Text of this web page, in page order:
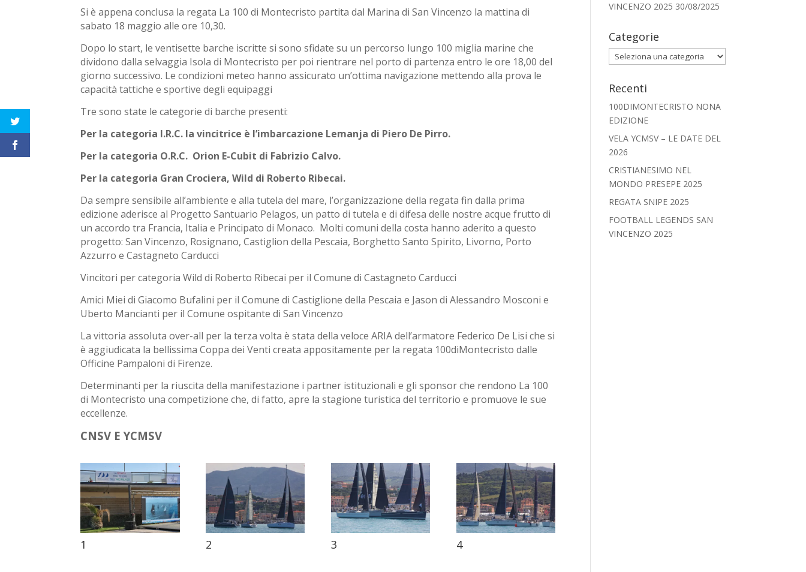
Si è appena conclusa la regata La 100 di Montecristo partita dal Marina di San Vincenzo la mattina di
sabato 18 maggio alle ore 10,30.
Dopo lo start, le ventisette barche iscritte si sono sfidate su un percorso lungo 100 miglia marine che
dividono dalla selvaggia Isola di Montecristo per poi rientrare nel porto di partenza entro le ore 18,00 del
giorno successivo. Le condizioni meteo hanno assicurato un’ottima navigazione mettendo alla prova le
capacità tattiche e sportive degli equipaggi
Tre sono state le categorie di barche presenti:
Per la categoria I.R.C. la vincitrice è l’imbarcazione Lemanja di Piero De Pirro.
Per la categoria O.R.C. Orion E-Cubit di Fabrizio Calvo.
Per la categoria Gran Crociera, Wild di Roberto Ribecai.
Da sempre sensibile all’ambiente e alla tutela del mare, l’organizzazione della regata fin dalla prima
edizione aderisce al Progetto Santuario Pelagos, un patto di tutela e di difesa delle nostre acque frutto di
un accordo tra Francia, Italia e Principato di Monaco. Molti comuni della costa hanno aderito a questo
progetto: San Vincenzo, Rosignano, Castiglion della Pescaia, Borghetto Santo Spirito, Livorno, Porto
Azzurro e Castagneto Carducci
Vincitori per categoria Wild di Roberto Ribecai per il Comune di Castagneto Carducci
Amici Miei di Giacomo Bufalini per il Comune di Castiglione della Pescaia e Jason di Alessandro Mosconi e
Uberto Mancianti per il Comune ospitante di San Vincenzo
La vittoria assoluta over-all per la terza volta è stata della veloce ARIA dell’armatore Federico De Lisi che si
è aggiudicata la bellissima Coppa dei Venti creata appositamente per la regata 100diMontecristo dalle
Officine Pampaloni di Firenze.
Determinanti per la riuscita della manifestazione i partner istituzionali e gli sponsor che rendono La 100
di Montecristo una competizione che, di fatto, apre la stagione turistica del territorio e promuove le sue
eccellenze.
CNSV E YCMSV
1 2 3 4
VINCENZO 2025 30/08/2025
Categorie
Categorie
Recenti
100DIMONTECRISTO NONA
EDIZIONE
VELA YCMSV – LE DATE DEL
2026
CRISTIANESIMO NEL
MONDO PRESEPE 2025
REGATA SNIPE 2025
FOOTBALL LEGENDS SAN
VINCENZO 2025